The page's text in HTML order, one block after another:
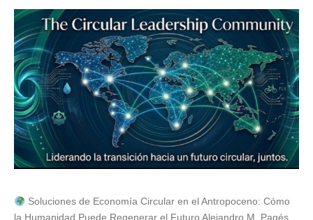
Soluciones de Economía Circular en el Antropoceno: Cómo
la Humanidad Puede Regenerar el Futuro Alejandro M. Pagés